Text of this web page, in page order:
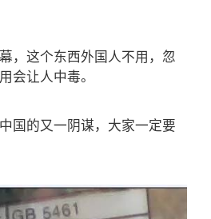
，这个东西外国人不用，忽
会让人中毒。
国的又一阴谋，大家一定要